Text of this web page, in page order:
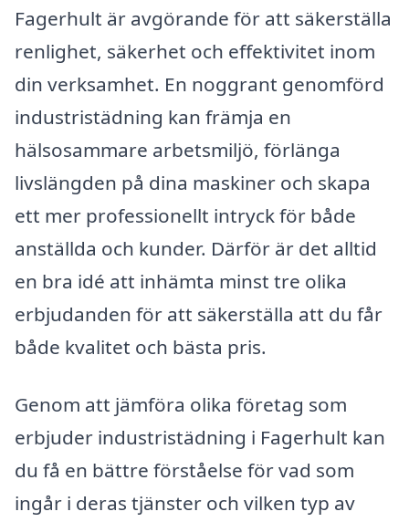
Fagerhult är avgörande för att säkerställa
renlighet, säkerhet och effektivitet inom
din verksamhet. En noggrant genomförd
industristädning kan främja en
hälsosammare arbetsmiljö, förlänga
livslängden på dina maskiner och skapa
ett mer professionellt intryck för både
anställda och kunder. Därför är det alltid
en bra idé att inhämta minst tre olika
erbjudanden för att säkerställa att du får
både kvalitet och bästa pris.
Genom att jämföra olika företag som
erbjuder industristädning i Fagerhult kan
du få en bättre förståelse för vad som
ingår i deras tjänster och vilken typ av